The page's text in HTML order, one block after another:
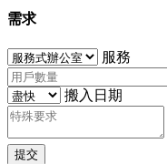
需求
服務
搬入日期
提交